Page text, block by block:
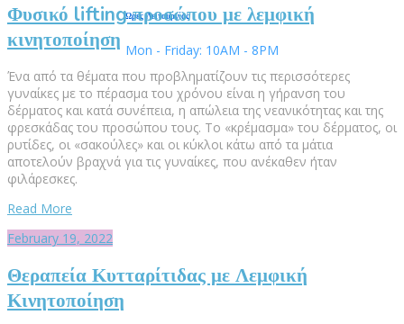
Ώρες Λειτουργίας
Mon - Friday: 10AM - 8PM
Φυσικό lifting προσώπου με λεμφική
κινητοποίηση
Ένα από τα θέματα που προβληματίζουν τις περισσότερες
γυναίκες με το πέρασμα του χρόνου είναι η γήρανση του
δέρματος και κατά συνέπεια, η απώλεια της νεανικότητας και της
φρεσκάδας του προσώπου τους. Το «κρέμασμα» του δέρματος, οι
ρυτίδες, οι «σακούλες» και οι κύκλοι κάτω από τα μάτια
αποτελούν βραχνά για τις γυναίκες, που ανέκαθεν ήταν
φιλάρεσκες.
Read More
February 19, 2022
Θεραπεία Κυτταρίτιδας με Λεμφική
Κινητοποίηση